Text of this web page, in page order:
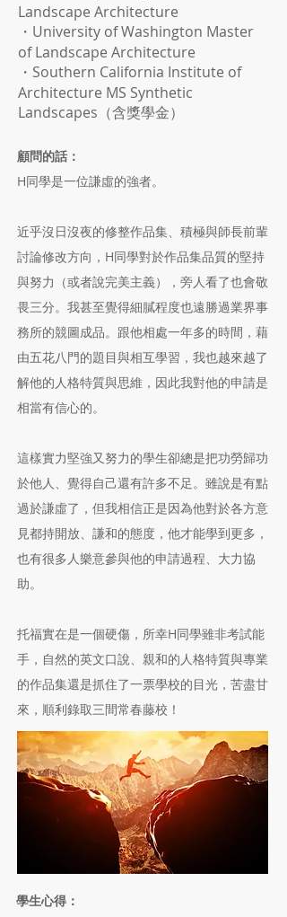
Landscape Architecture
・University of Washington Master
of Landscape Architecture
・Southern California Institute of
Architecture MS Synthetic
Landscapes（含獎學金）
顧問的話：
H同學是一位謙虛的強者。
近乎沒日沒夜的修整作品集、積極與師長前輩
討論修改方向，H同學對於作品集品質的堅持
與努力（或者說完美主義），旁人看了也會敬
畏三分。我甚至覺得細膩程度也遠勝過業界事
務所的競圖成品。跟他相處一年多的時間，藉
由五花八門的題目與相互學習，我也越來越了
解他的人格特質與思維，因此我對他的申請是
相當有信心的。
這樣實力堅強又努力的學生卻總是把功勞歸功
於他人、覺得自己還有許多不足。雖說是有點
過於謙虛了，但我相信正是因為他對於各方意
見都持開放、謙和的態度，他才能學到更多，
也有很多人樂意參與他的申請過程、大力協
助。
托福實在是一個硬傷，所幸H同學雖非考試能
手，自然的英文口說、親和的人格特質與專業
的作品集還是抓住了一票學校的目光，苦盡甘
來，順利錄取三間常春藤校！
學生心得：